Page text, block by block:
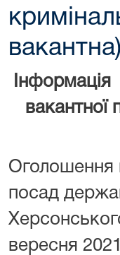
вакантна)
вакантної
Оголошення
посад
вересня